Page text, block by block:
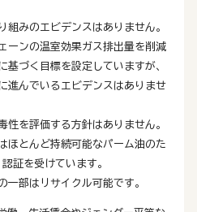
組みのエビデンスはありません。
ーンの温室効果ガス排出量を削減
基づく目標を設定していますが、
進んでいるエビデンスはありませ
性を評価する方針はありません。
ほとんど持続可能なパーム油のた
証を受けています。
一部はリサイクル可能です。